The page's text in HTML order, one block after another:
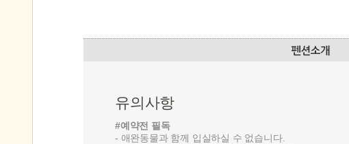
유의사항
#예약전 필독
- 애완동물과 함께 입실하실 수 없습니다.